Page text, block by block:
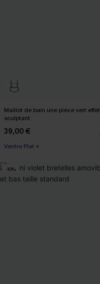
Maillot de bain une pièce vert effet
sculptant
39,00 €
Ventre Plat +
-10%